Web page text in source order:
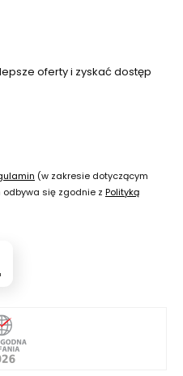
oferty i zyskać dostęp
(w zakresie dotyczącym
się zgodnie z Polityką